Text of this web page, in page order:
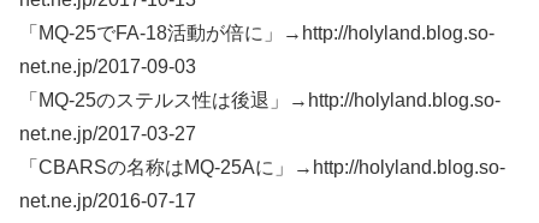
「MQ-25でFA-18活動が倍に」→http://holyland.blog.so-
net.ne.jp/2017-09-03
「MQ-25のステルス性は後退」→http://holyland.blog.so-
net.ne.jp/2017-03-27
「CBARSの名称はMQ-25Aに」→http://holyland.blog.so-
net.ne.jp/2016-07-17